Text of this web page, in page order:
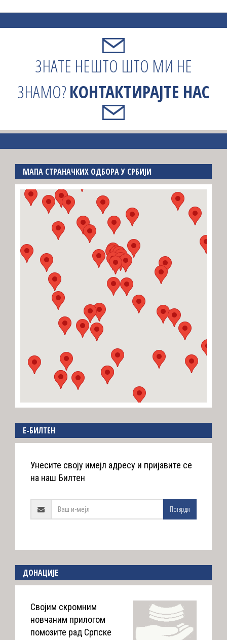
ЗНАТЕ НЕШТО ШТО МИ НЕ
ЗНАМО?КОНТАКТИРАЈТЕ НАС
МАПА СТРАНАЧКИХ ОДБОРА У СРБИЈИ
E-БИЛТЕН
Унесите своју имејл адресу и пријавите се
на наш Билтен
Потврди
ДОНАЦИЈЕ
Својим скромним
новчаним прилогом
помозите рад Српске